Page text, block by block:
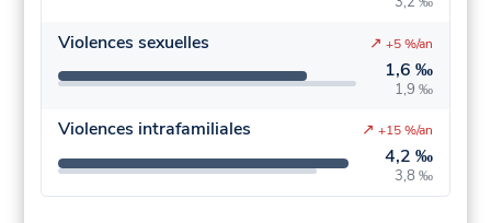
Violences sexuelles
1,6 ‰
1,9 ‰
↗ +5 %/an
Violences intrafamiliales
4,2 ‰
3,8 ‰
↗ +15 %/an